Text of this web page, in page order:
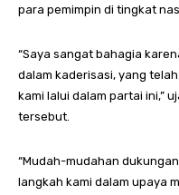
para pemimpin di tingkat
“Saya sangat bahagia
dalam kaderisasi, yang
kami lalui dalam partai ini,”
tersebut.
“Mudah-mudahan
langkah kami dalam upaya